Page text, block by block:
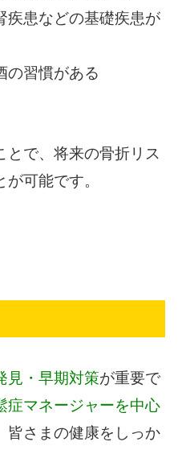
疾患などの基礎疾患が
の習慣がある
とで、将来の骨折リス
可能です。
見・早期対策が重要で
症マネージャーを中心
皆さまの健康をしっか